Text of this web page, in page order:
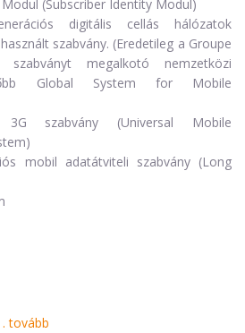
(Subscriber Identity Modul)
digitális cellás hálózatok
szabvány. (Eredetileg a Groupe
megalkotó nemzetközi
Global System for Mobile
szabvány (Universal Mobile
mobil adatátviteli szabvány (Long
.tovább